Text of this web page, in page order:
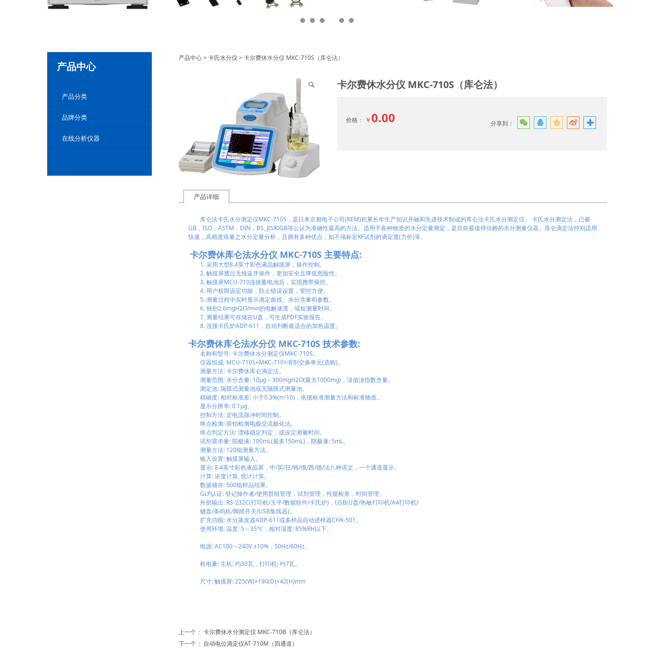
产品中心
产品分类
品牌分类
在线分析仪器
卡尔费休水分仪 MKC-710S（库仑法）
产品中心> 卡氏水分仪 > 卡尔费休水分仪 MKC-710S（库仑法）
卡尔费休水分仪 MKC-710S（库仑法）
价格： ￥0.00 分享到：
产品详细
库仑法卡氏水分测定仪MKC-710S，是日本京都电子公司(KEM)积累长年生产知识并融和先进技术制成的库仑法卡氏水分测定仪。 卡氏水分测定法，已被
GB，ISO，ASTM，DIN，BS, JIS和GB等公认为准确性最高的方法。适用于各种物质的水分定量测定，是目前最值得信赖的水分测量仪器。库仑滴定法特别适用
快速，高精度痕量之水分定量分析，且拥有多种优点，如不须标定KF试剂的滴定度(力价)等。
卡尔费休库仑法水分仪 MKC-710S 主要特点:
1. 采用大型8.4英寸彩色液晶触摸屏，操作控制。
2. 触摸屏透过无线蓝牙操作，更加安全且降低危险性。
3. 触摸屏MCU-710连接蓄电池后，实现携带操控。
4. 用户权限设定功能，防止错误设置，管控方便。
5. 测量过程中实时显示滴定曲线、水分含量和参数。
6. 独创2.6mgH2O/min的电解速度，缩短测量时间。
7. 测量结果可存储在U盘，可生成PDF实验报告。
8. 连接卡氏炉ADP-611，自动判断最适合的加热温度。
卡尔费休库仑法水分仪 MKC-710S 技术参数:
名称和型号: 卡尔费休水分测定仪MKC-710S。
仪器组成: MCU-710S+MKC-710+溶剂交换单元(选购)。
测量方法: 卡尔费休库仑滴定法。
测量范围: 水分含量: 10μg～300mgH2O(最大1000mg)，溴值溴指数含量。
测定池: 隔膜式测量池或无隔膜式测量池。
精确度: 相对标准差: 小于0.3%(n=10)，依据标准测量方法和标准物质。
显示分辨率: 0.1μg。
控制方法: 定电流脉冲时间控制。
终点检测: 双铂检测电极交流极化法。
终点判定方法: 漂移稳定判定，或设定测量时间。
试剂需求量: 阳极液: 100mL(最多150mL)，阴极液: 5mL。
测量方法: 120组测量方法。
输入设置: 触摸屏输入。
显示: 8.4英寸彩色液晶屏，中/英/日/韩/俄/西/德/法八种语文，一个通道显示。
计算: 浓度计算, 统计计算。
数据储存: 500组样品结果。
GLP认证: 登记操作者/使用群组管理，试剂管理，性能检查，时间管理。
外部输出: RS-232C(打印机/天平/数据软件/卡氏炉)，USB(U盘/热敏打印机/A4打印机/
键盘/条码机/脚踏开关/USB集线器)。
扩充功能: 水分蒸发器ADP-611或多样品自动进样器CHK-501。
使用环境: 温度: 5～35°C，相对湿度: 85%RH以下。
电源: AC100～240V ±10%，50Hz/60Hz。
耗电量: 主机: 约30瓦，打印机: 约7瓦。
尺寸: 触摸屏: 225(W)×190(D)×42(H)mm
上一个： 卡尔费休水分测定仪 MKC-710B（库仑法）
下一个： 自动电位滴定仪AT-710M（四通道）